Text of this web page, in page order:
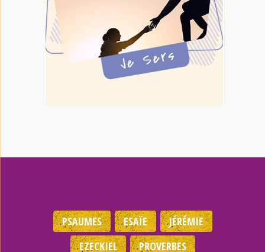
PSAUMES ESAÏE
JÉRÉMIE
EZECKIEL
PROVERBES